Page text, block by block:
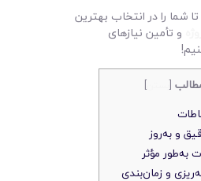
شما را در انتخاب بهترین
و تأمین نیازهای
[بستن ]